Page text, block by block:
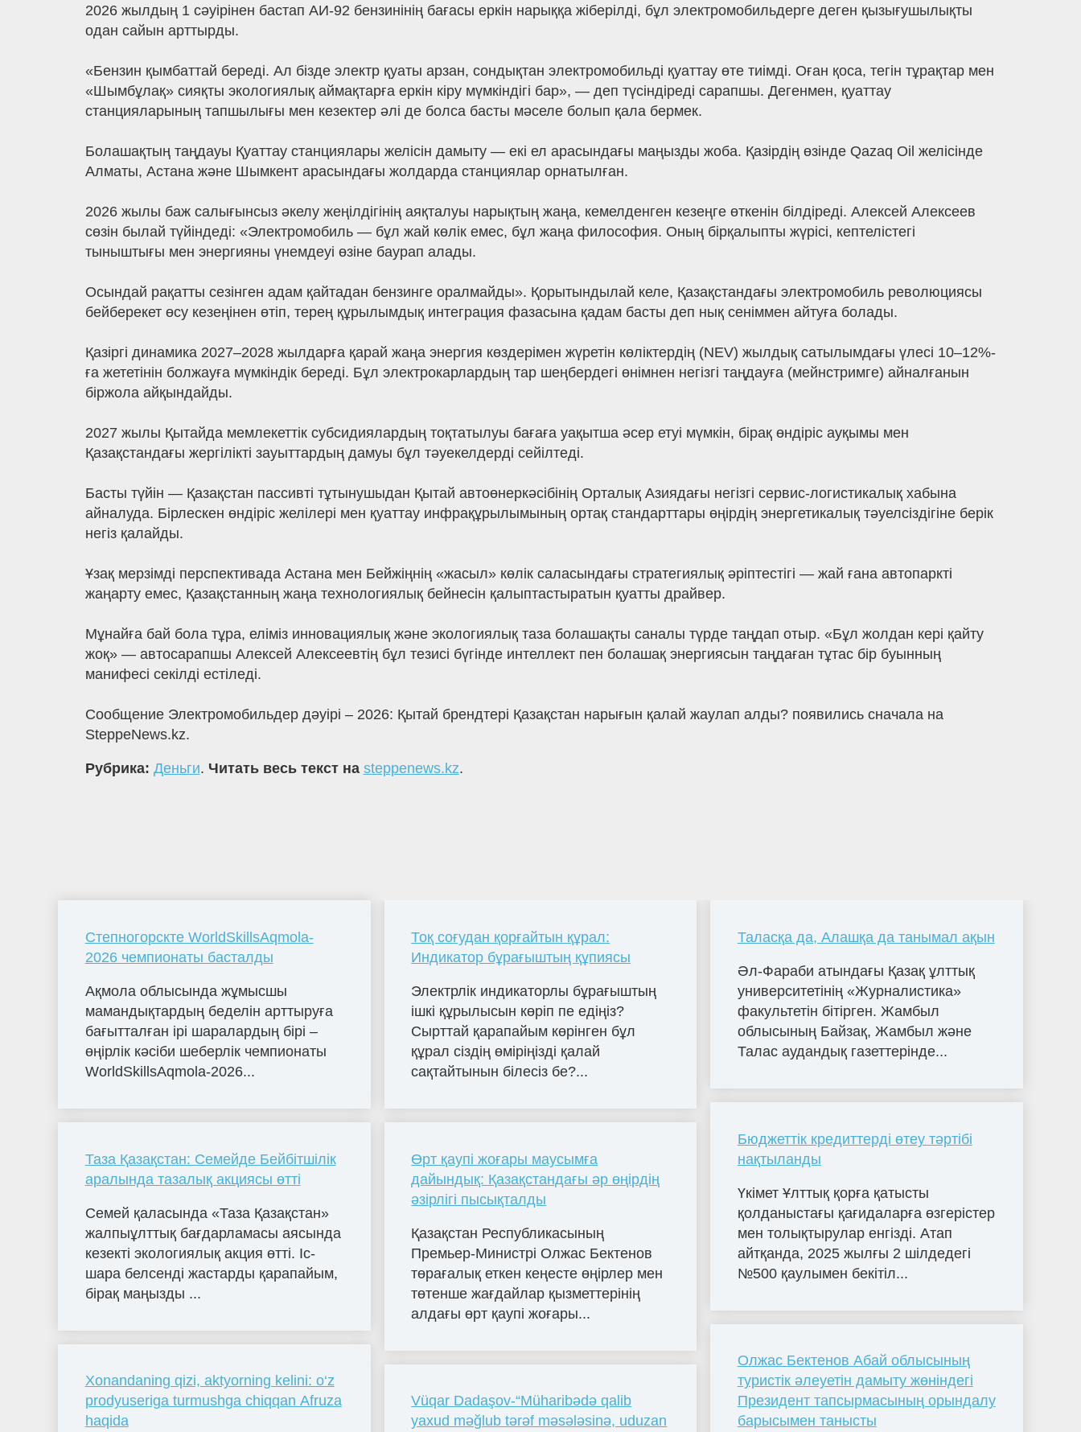
2026 жылдың 1 сәуірінен бастап АИ-92 бензинінің бағасы еркін нарыққа жіберілді, бұл электромобильдерге деген қызығушылықты
одан сайын арттырды.
«Бензин қымбаттай береді. Ал бізде электр қуаты арзан, сондықтан электромобильді қуаттау өте тиімді. Оған қоса, тегін тұрақтар мен
«Шымбұлақ» сияқты экологиялық аймақтарға еркін кіру мүмкіндігі бар», — деп түсіндіреді сарапшы. Дегенмен, қуаттау
станцияларының тапшылығы мен кезектер әлі де болса басты мәселе болып қала бермек.
Болашақтың таңдауы Қуаттау станциялары желісін дамыту — екі ел арасындағы маңызды жоба. Қазірдің өзінде Qazaq Oil желісінде
Алматы, Астана және Шымкент арасындағы жолдарда станциялар орнатылған.
2026 жылы баж салығынсыз әкелу жеңілдігінің аяқталуы нарықтың жаңа, кемелденген кезеңге өткенін білдіреді. Алексей Алексеев
сөзін былай түйіндеді: «Электромобиль — бұл жай көлік емес, бұл жаңа философия. Оның бірқалыпты жүрісі, кептелістегі
тыныштығы мен энергияны үнемдеуі өзіне баурап алады.
Осындай рақатты сезінген адам қайтадан бензинге оралмайды». Қорытындылай келе, Қазақстандағы электромобиль революциясы
бейберекет өсу кезеңінен өтіп, терең құрылымдық интеграция фазасына қадам басты деп нық сеніммен айтуға болады.
Қазіргі динамика 2027–2028 жылдарға қарай жаңа энергия көздерімен жүретін көліктердің (NEV) жылдық сатылымдағы үлесі 10–12%-
ға жететінін болжауға мүмкіндік береді. Бұл электрокарлардың тар шеңбердегі өнімнен негізгі таңдауға (мейнстримге) айналғанын
біржола айқындайды.
2027 жылы Қытайда мемлекеттік субсидиялардың тоқтатылуы бағаға уақытша әсер етуі мүмкін, бірақ өндіріс ауқымы мен
Қазақстандағы жергілікті зауыттардың дамуы бұл тәуекелдерді сейілтеді.
Басты түйін — Қазақстан пассивті тұтынушыдан Қытай автоөнеркәсібінің Орталық Азиядағы негізгі сервис-логистикалық хабына
айналуда. Бірлескен өндіріс желілері мен қуаттау инфрақұрылымының ортақ стандарттары өңірдің энергетикалық тәуелсіздігіне берік
негіз қалайды.
Ұзақ мерзімді перспективада Астана мен Бейжіңнің «жасыл» көлік саласындағы стратегиялық әріптестігі — жай ғана автопаркті
жаңарту емес, Қазақстанның жаңа технологиялық бейнесін қалыптастыратын қуатты драйвер.
Мұнайға бай бола тұра, еліміз инновациялық және экологиялық таза болашақты саналы түрде таңдап отыр. «Бұл жолдан кері қайту
жоқ» — автосарапшы Алексей Алексеевтің бұл тезисі бүгінде интеллект пен болашақ энергиясын таңдаған тұтас бір буынның
манифесі секілді естіледі.
Сообщение Электромобильдер дәуірі – 2026: Қытай брендтері Қазақстан нарығын қалай жаулап алды? появились сначала на
SteppeNews.kz.
Рубрика: Деньги. Читать весь текст на steppenews.kz.
Степногорскте WorldSkillsAqmola-
2026 чемпионаты басталды
Ақмола облысында жұмысшы
мамандықтардың беделін арттыруға
бағытталған ірі шаралардың бірі –
өңірлік кәсіби шеберлік чемпионаты
WorldSkillsAqmola-2026...
Таза Қазақстан: Семейде Бейбітшілік
аралында тазалық акциясы өтті
Семей қаласында «Таза Қазақстан»
жалпыұлттық бағдарламасы аясында
кезекті экологиялық акция өтті. Іс-
шара белсенді жастарды қарапайым,
бірақ маңызды ...
Xonandaning qizi, aktyorning kelini: o‘z
prodyuseriga turmushga chiqqan Afruza
haqida
Тоқ соғудан қорғайтын құрал:
Индикатор бұрағыштың құпиясы
Электрлік индикаторлы бұрағыштың
ішкі құрылысын көріп пе едіңіз?
Сырттай қарапайым көрінген бұл
құрал сіздің өміріңізді қалай
сақтайтынын білесіз бе?...
Өрт қаупі жоғары маусымға
дайындық: Қазақстандағы әр өңірдің
әзірлігі пысықталды
Қазақстан Республикасының
Премьер-Министрі Олжас Бектенов
төрағалық еткен кеңесте өңірлер мен
төтенше жағдайлар қызметтерінің
алдағы өрт қаупі жоғары...
Vüqar Dadaşov-“Müharibədə qalib
yaxud məğlub tərəf məsələsinə, uduzan
Таласқа да, Алашқа да танымал ақын
Әл-Фараби атындағы Қазақ ұлттық
университетінің «Журналистика»
факультетін бітірген. Жамбыл
облысының Байзақ, Жамбыл және
Талас аудандық газеттерінде...
Бюджеттік кредиттерді өтеу тәртібі
нақтыланды
Үкімет Ұлттық қорға қатысты
қолданыстағы қағидаларға өзгерістер
мен толықтырулар енгізді. Атап
айтқанда, 2025 жылғы 2 шілдедегі
№500 қаулымен бекітіл...
Олжас Бектенов Абай облысының
туристік әлеуетін дамыту жөніндегі
Президент тапсырмасының орындалу
барысымен танысты